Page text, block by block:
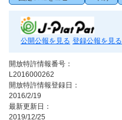
公開公報を見る 登録公報を見る
開放特許情報番号：
L2016000262
開放特許情報登録日：
2016/2/19
最新更新日：
2019/12/25